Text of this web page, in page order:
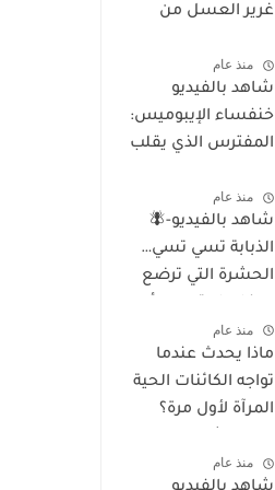
غرير العسل من
منذ عام
شاهد بالفيديو
خنفساء الإيبوميس:
المفترس الذي يقلب
منذ عام
شاهد بالفيديو-🪰
الذبابة تسي تسي…
الحشرة التي ترضع
أخطر الأمراض في
إفريقيا!
منذ عام
ماذا يحدث عندما
تواجه الكائنات الحية
المرآة لأول مرة؟
للسلوك والوعي
منذ عام